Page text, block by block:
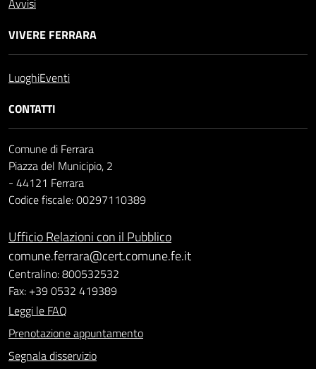
Avvisi
VIVERE FERRARA
LuoghiEventi
CONTATTI
Comune di Ferrara
Piazza del Municipio, 2
- 44121 Ferrara
Codice fiscale: 00297110389
Ufficio Relazioni con il Pubblico
comune.ferrara@cert.comune.fe.it
Centralino: 800532532
Fax: +39 0532 419389
Leggi le FAQ
Prenotazione appuntamento
Segnala disservizio